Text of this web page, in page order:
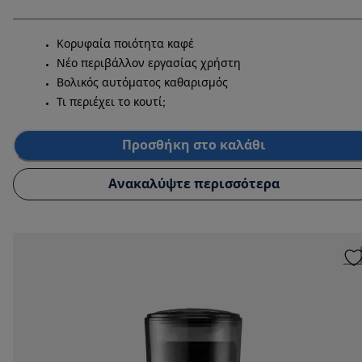
Κορυφαία ποιότητα καφέ
Νέο περιβάλλον εργασίας χρήστη
Βολικός αυτόματος καθαρισμός
Τι περιέχει το κουτί;
Προσθήκη στο καλάθι
Ανακαλύψτε περισσότερα